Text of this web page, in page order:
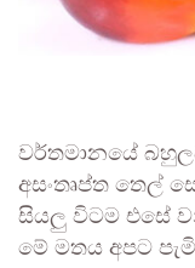
වර්තමානයේ
අසංතෘප්ත තෙල්
සියලු‍ විටම එසේ
මේ මතය අපට